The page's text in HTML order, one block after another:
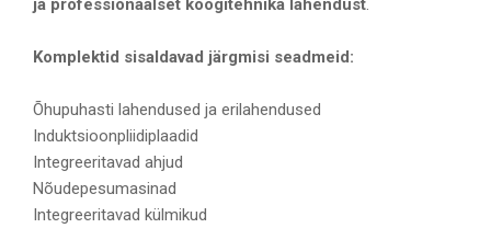
ja professionaalset köögitehnika lahendust.
Komplektid sisaldavad järgmisi seadmeid:
Õhupuhasti lahendused ja erilahendused
Induktsioonpliidiplaadid
Integreeritavad ahjud
Nõudepesumasinad
Integreeritavad külmikud